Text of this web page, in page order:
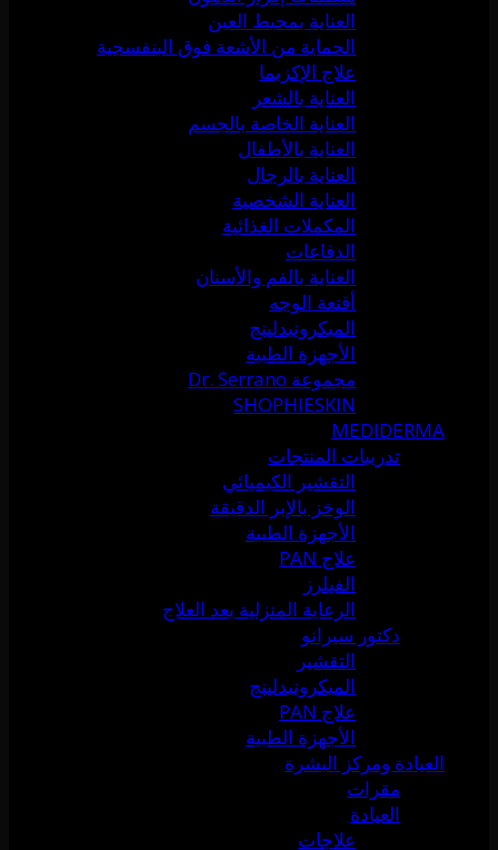
العناية بمحيط العين
الحماية من الأشعة فوق البنفسجية
علاج الإكزيما
العناية بالشعر
العناية الخاصة بالجسم
العناية بالأطفال
العناية بالرجال
العناية الشخصية
المكملات الغذائية
الدفاعات
العناية بالفم والأسنان
أقنعة الوجه
الميكرونيدلينج
الأجهزة الطبية
مجموعة Dr. Serrano
SHOPHIESKIN
MEDIDERMA
تدريبات المنتجات
التقشير الكيميائي
الوخز بالإبر الدقيقة
الأجهزة الطبية
علاج PAN
الفيلرز
الرعاية المنزلية بعد العلاج
دكتور سيرانو
التقشير
الميكرونيدلينج
علاج PAN
الأجهزة الطبية
العيادة ومركز البشرة
مقرات
العيادة
علاجات